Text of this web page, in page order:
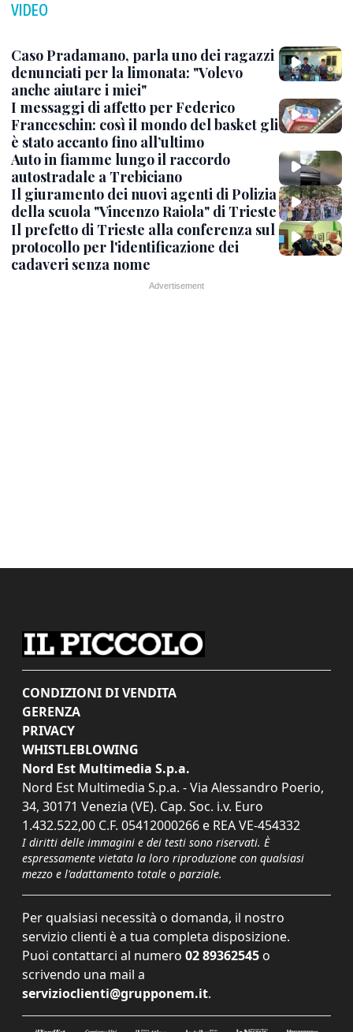
VIDEO
Caso Pradamano, parla uno dei ragazzi
denunciati per la limonata: "Volevo
anche aiutare i miei"
I messaggi di affetto per Federico
Franceschin: così il mondo del basket gli
è stato accanto fino all’ultimo
Auto in fiamme lungo il raccordo
autostradale a Trebiciano
Il giuramento dei nuovi agenti di Polizia
della scuola "Vincenzo Raiola" di Trieste
Il prefetto di Trieste alla conferenza sul
protocollo per l'identificazione dei
cadaveri senza nome
CONDIZIONI DI VENDITA
GERENZA
PRIVACY
WHISTLEBLOWING
Nord Est Multimedia S.p.a.
Nord Est Multimedia S.p.a. - Via Alessandro Poerio,
34, 30171 Venezia (VE). Cap. Soc. i.v. Euro
1.432.522,00 C.F. 05412000266 e REA VE-454332
I diritti delle immagini e dei testi sono riservati. È
espressamente vietata la loro riproduzione con qualsiasi
mezzo e l'adattamento totale o parziale.
Per qualsiasi necessità o domanda, il nostro
servizio clienti è a tua completa disposizione.
Puoi contattarci al numero 02 89362545 o
scrivendo una mail a
servizioclienti@grupponem.it.